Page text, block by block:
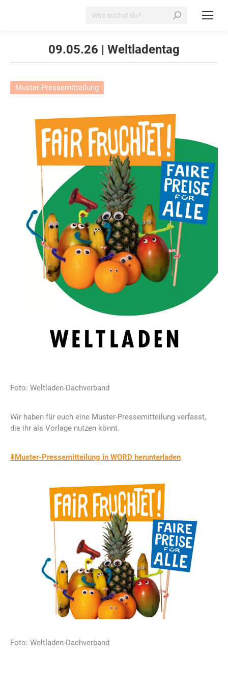
Search:
09.05.26 | Weltladentag
Muster-Pressemitteilung
Foto: Weltladen-Dachverband
Wir haben für euch eine Muster-Pressemitteilung verfasst,
die ihr als Vorlage nutzen könnt.
⬇️Muster-Pressemitteilung in WORD herunterladen
Foto: Weltladen-Dachverband